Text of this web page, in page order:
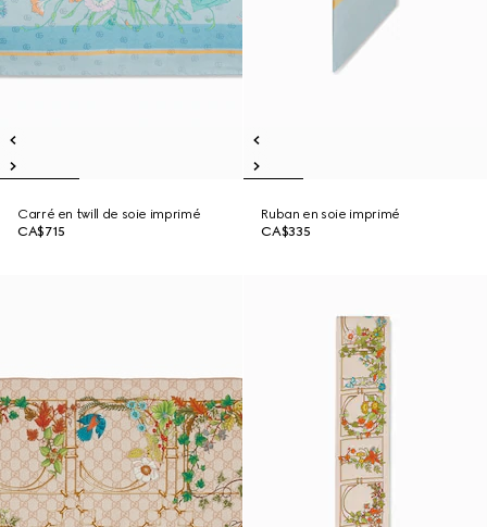
Carré en twill de soie imprimé
CA$715
Ruban en soie imprimé
CA$335